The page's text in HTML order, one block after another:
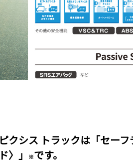
ピクシス トラックは「セー
ド〉」
※です。